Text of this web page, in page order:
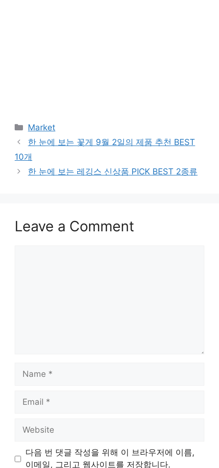
Categories
Market
한 눈에 보는 꽃게 9월 2일의 제품 추천 BEST
10개
한 눈에 보는 레깅스 신상품 PICK BEST 2종류
Leave a Comment
Name
Email
Website
다음 번 댓글 작성을 위해 이 브라우저에 이름,
이메일, 그리고 웹사이트를 저장합니다.